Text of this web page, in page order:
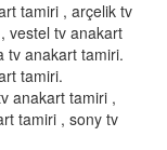
tamiri , arçelik tv
vestel tv anakart
tv anakart tamiri.
tamiri.
anakart tamiri ,
tamiri , sony tv